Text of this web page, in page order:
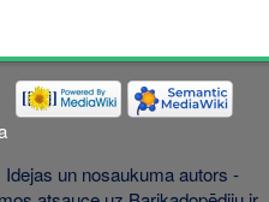
un nosaukuma autors -